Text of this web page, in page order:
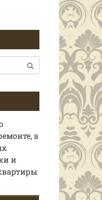
а
и